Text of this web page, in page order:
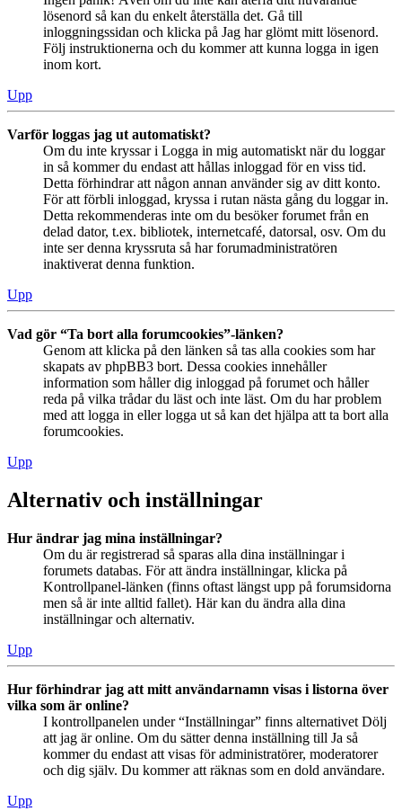
lösenord så kan du enkelt återställa det. Gå till
inloggningssidan och klicka på Jag har glömt mitt lösenord.
Följ instruktionerna och du kommer att kunna logga in igen
inom kort.
Upp
Varför loggas jag ut automatiskt?
Om du inte kryssar i Logga in mig automatiskt när du loggar
in så kommer du endast att hållas inloggad för en viss tid.
Detta förhindrar att någon annan använder sig av ditt konto.
För att förbli inloggad, kryssa i rutan nästa gång du loggar in.
Detta rekommenderas inte om du besöker forumet från en
delad dator, t.ex. bibliotek, internetcafé, datorsal, osv. Om du
inte ser denna kryssruta så har forumadministratören
inaktiverat denna funktion.
Upp
Vad gör “Ta bort alla forumcookies”-länken?
Genom att klicka på den länken så tas alla cookies som har
skapats av phpBB3 bort. Dessa cookies innehåller
information som håller dig inloggad på forumet och håller
reda på vilka trådar du läst och inte läst. Om du har problem
med att logga in eller logga ut så kan det hjälpa att ta bort alla
forumcookies.
Upp
Alternativ och inställningar
Hur ändrar jag mina inställningar?
Om du är registrerad så sparas alla dina inställningar i
forumets databas. För att ändra inställningar, klicka på
Kontrollpanel-länken (finns oftast längst upp på forumsidorna
men så är inte alltid fallet). Här kan du ändra alla dina
inställningar och alternativ.
Upp
Hur förhindrar jag att mitt användarnamn visas i listorna över
vilka som är online?
I kontrollpanelen under “Inställningar” finns alternativet Dölj
att jag är online. Om du sätter denna inställning till Ja så
kommer du endast att visas för administratörer, moderatorer
och dig själv. Du kommer att räknas som en dold användare.
Upp